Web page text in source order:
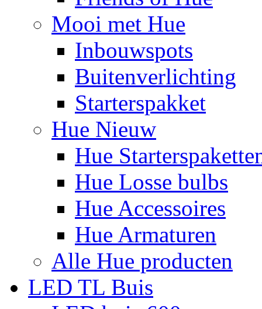
Mooi met Hue
Inbouwspots
Buitenverlichting
Starterspakket
Hue Nieuw
Hue
Hue Losse bulbs
Hue Accessoires
Hue Armaturen
Alle Hue producten
LED TL Buis